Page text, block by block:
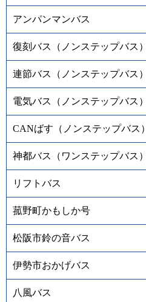
アンパンマンバス
復刻バス（ノンステップバス）
連節バス（ノンステップバス）
電気バス（ノンステップバス）
CANばす（ノンステップバス）
神都バス（ワンステップバス）
リフトバス
菰野町かもしか号
松阪市鈴の音バス
伊勢市おかげバス
八風バス